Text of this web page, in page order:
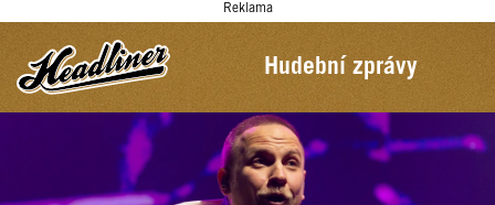
Reklama
Hudební zprávy